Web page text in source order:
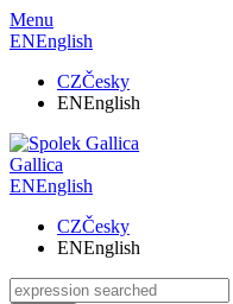
Menu
ENEnglish
CZČesky
ENEnglish
Gallica
ENEnglish
CZČesky
ENEnglish